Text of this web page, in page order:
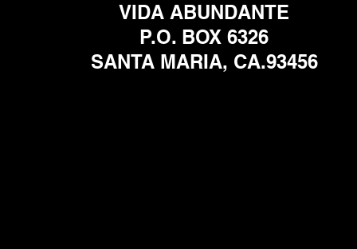
VIDA ABUNDANTE
P.O. BOX 6326
SANTA MARIA, CA.93456